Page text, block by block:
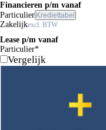
Financieren p/m vanaf
Particulier Krediettabel
Zakelijkexcl. BTW
Lease p/m vanaf
Particulier*
Vergelijk